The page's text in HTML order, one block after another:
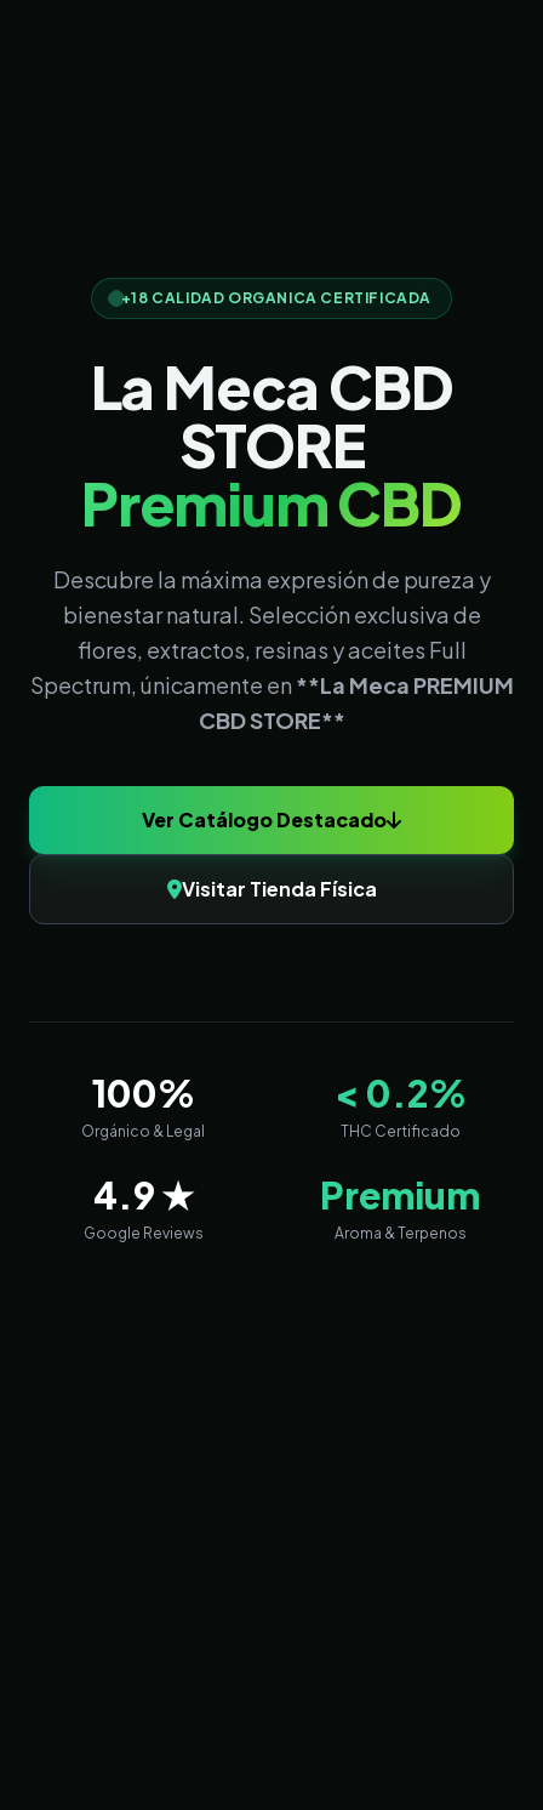
+18 CALIDAD ORGANICA CERTIFICADA
La Meca CBD
STORE
Premium CBD
Descubre la máxima expresión de pureza y
bienestar natural. Selección exclusiva de
flores, extractos, resinas y aceites Full
Spectrum, únicamente en **La Meca PREMIUM
CBD STORE**
Ver Catálogo Destacado
Visitar Tienda Física
100%
Orgánico & Legal
< 0.2%
THC Certificado
4.9 ★
Google Reviews
Premium
Aroma & Terpenos